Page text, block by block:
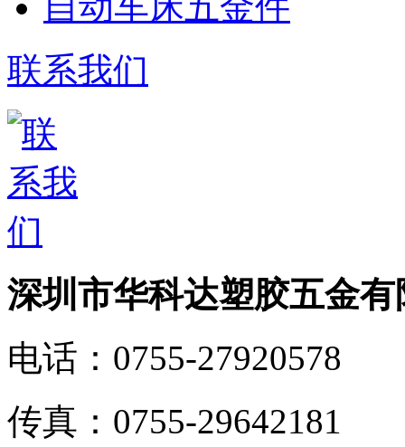
联系我们
深圳市华科达塑胶五金有
电话： 0755-27920578
传真： 0755-29642181